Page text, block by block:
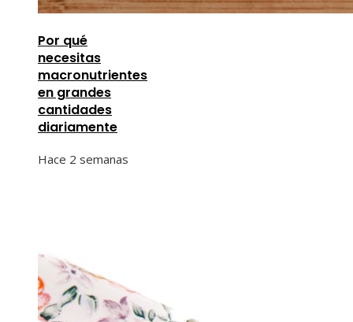
Por qué
necesitas
macronutrientes
en grandes
cantidades
diariamente
Hace 2 semanas